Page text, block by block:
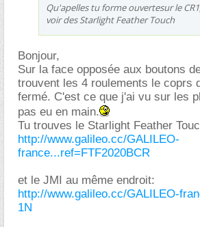
Qu'apelles tu forme ouvertesur le
voir des Starlight Feather Touch
Bonjour,
Sur la face opposée aux boutons
trouvent les 4 roulements le coprs
fermé. C'est ce que j'ai vu sur les
pas eu en main.
Tu trouves le Starlight Feather
http://www.galileo.cc/GALILEO-
france...ref=FTF2020BCR
et le JMI au même endroit:
http://www.galileo.cc/GALILEO-
1N